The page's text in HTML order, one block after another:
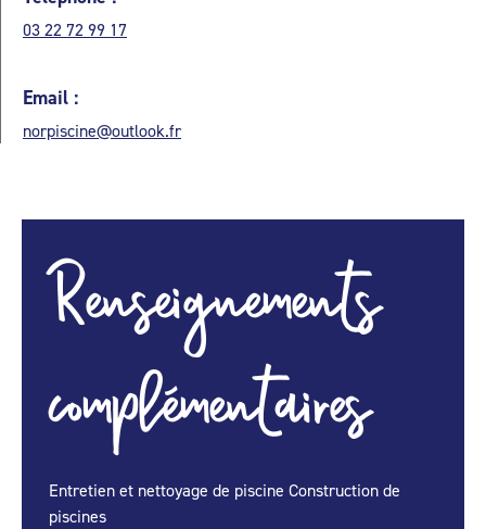
03 22 72 99 17
Email :
norpiscine@outlook.fr
Renseignements
complémentaires
Entretien et nettoyage de piscine Construction de
piscines